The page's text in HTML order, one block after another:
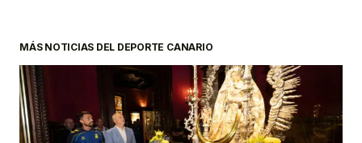
MÁS NOTICIAS DEL DEPORTE CANARIO